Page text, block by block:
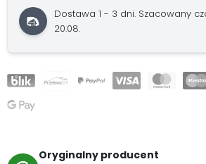
Dostawa 1 - 3 dni. Szacowany
20.08.
Oryginalny producent